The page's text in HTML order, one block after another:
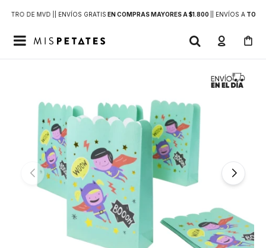
DE MVD | | ENVÍOS GRATIS EN COMPRAS MAYORES A $1.800 | ENVÍOS ATODO
